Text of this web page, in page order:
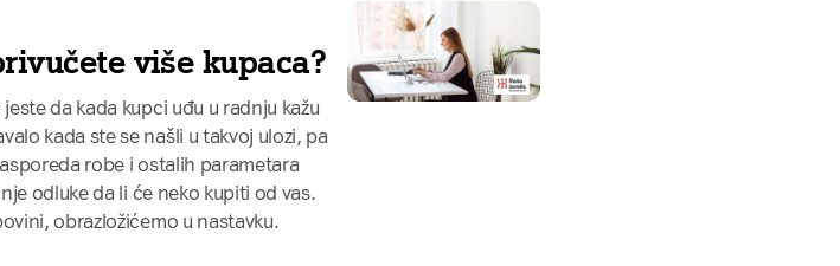
više kupaca?
da kada kupci uđu u radnju kažu
kada ste se našli u takvoj ulozi, pa
robe i ostalih parametara
odluke da li će neko kupiti od vas.
obrazložićemo u nastavku.